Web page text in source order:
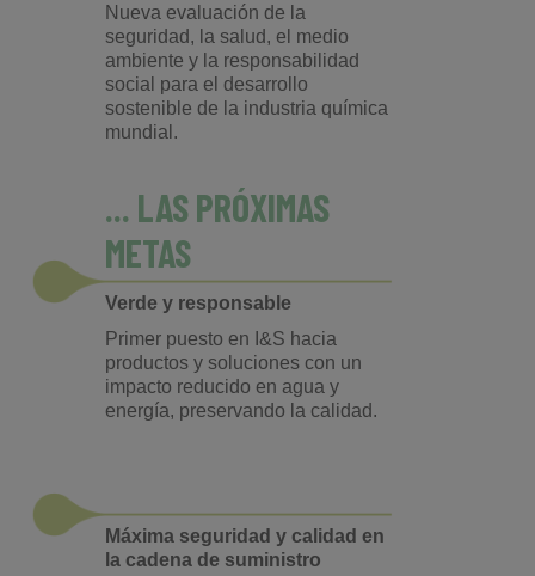
Nueva evaluación de la
seguridad, la salud, el medio
ambiente y la responsabilidad
social para el desarrollo
sostenible de la industria química
mundial.
... LAS PRÓXIMAS
METAS
Verde y responsable
Primer puesto en I&S hacia
productos y soluciones con un
impacto reducido en agua y
energía, preservando la calidad.
Máxima seguridad y calidad en
la cadena de suministro